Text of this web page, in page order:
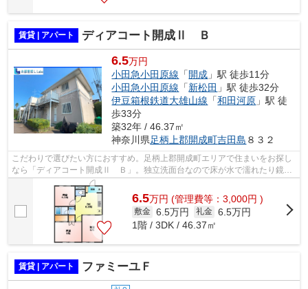
賃貸 | アパート ディアコート開成Ⅱ Ｂ
6.5万円
小田急小田原線 「開成 」駅 徒歩11分
小田急小田原線 「新松田 」駅 徒歩32分
伊豆箱根鉄道大雄山線 「和田河原 」駅 徒
歩33分
築32年 / 46.37㎡
神奈川県足柄上郡開成町吉田島 ８３２
こだわりで選びたい方におすすめ。足柄上郡開成町エリアで住まいをお探し
なら「ディアコート開成Ⅱ Ｂ」。独立洗面台なので床が水で濡れたり鏡が
曇ったりしにくく、清潔な状態を保ちや...
6.5万円 (管理費等：3,000円 )
敷金 6.5万円 礼金 6.5万円
1階 / 3DK / 46.37㎡
賃貸 | アパート ファミーユＦ